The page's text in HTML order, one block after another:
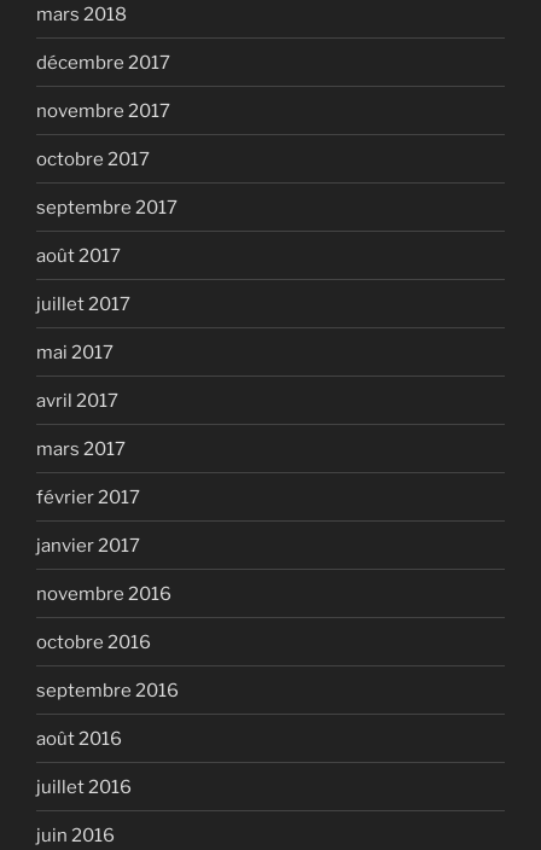
mars 2018
décembre 2017
novembre 2017
octobre 2017
septembre 2017
août 2017
juillet 2017
mai 2017
avril 2017
mars 2017
février 2017
janvier 2017
novembre 2016
octobre 2016
septembre 2016
août 2016
juillet 2016
juin 2016